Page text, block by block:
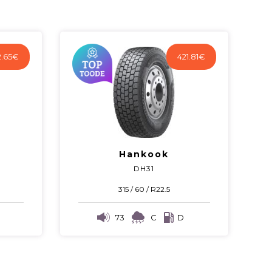
€ 421.81€
Hankook
DH31
315 / 60 / R22.5
73 C D